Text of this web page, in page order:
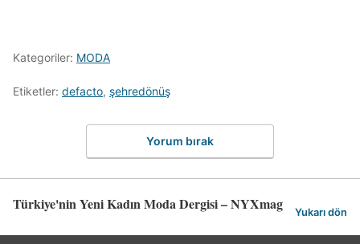
Kategoriler: MODA
Etiketler: defacto, şehredönüş
Yorum bırak
Türkiye'nin Yeni Kadın Moda Dergisi – NYXmag Yukarı dön